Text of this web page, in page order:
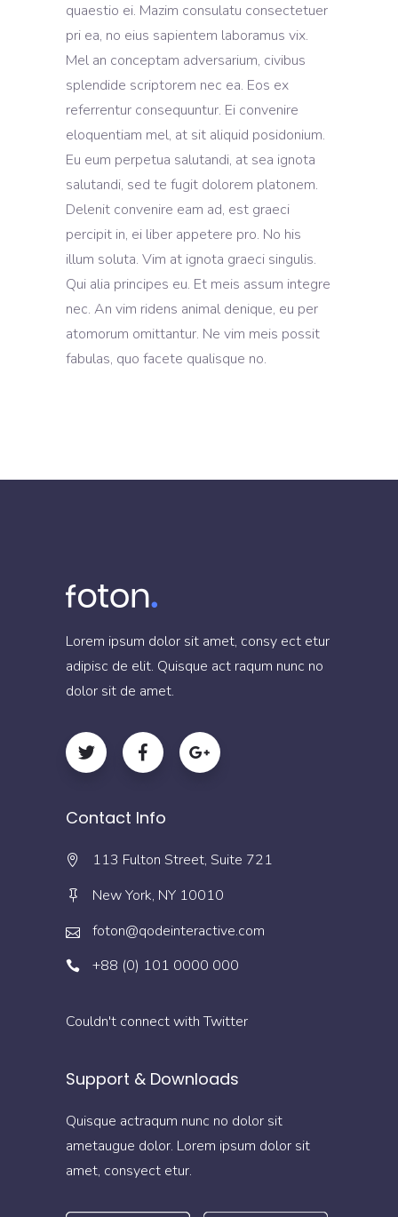
quaestio ei. Mazim consulatu consectetuer
pri ea, no eius sapientem laboramus vix.
Mel an conceptam adversarium, civibus
splendide scriptorem nec ea. Eos ex
referrentur consequuntur. Ei convenire
eloquentiam mel, at sit aliquid posidonium.
Eu eum perpetua salutandi, at sea ignota
salutandi, sed te fugit dolorem platonem.
Delenit convenire eam ad, est graeci
percipit in, ei liber appetere pro. No his
illum soluta. Vim at ignota graeci singulis.
Qui alia principes eu. Et meis assum integre
nec. An vim ridens animal denique, eu per
atomorum omittantur. Ne vim meis possit
fabulas, quo facete qualisque no.
Lorem ipsum dolor sit amet, consy ect etur
adipisc de elit. Quisque act raqum nunc no
dolor sit de amet.
Contact Info
113 Fulton Street, Suite 721
New York, NY 10010
foton@qodeinteractive.com
+88 (0) 101 0000 000
Couldn't connect with Twitter
Support & Downloads
Quisque actraqum nunc no dolor sit
ametaugue dolor. Lorem ipsum dolor sit
amet, consyect etur.